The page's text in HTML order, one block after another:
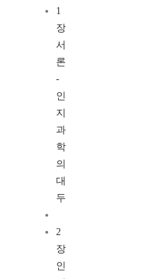
1
장
서
론
-
인
지
과
학
의
대
두
2
장
인